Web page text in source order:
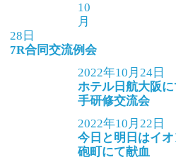
10
月
28日
7R合同交流例会
2022年10月24日
ホテル日航大阪
手研修交流会
2022年10月22日
今日と明日はイ
砲町にて献血